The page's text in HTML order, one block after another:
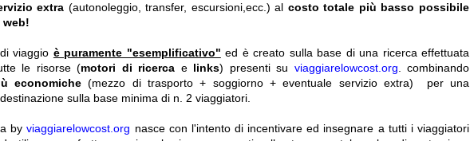
extra (autonoleggio, transfer, escursioni,ecc.) al costo totale più basso possibile
viaggio è puramente "esemplificativo" ed è creato sulla base di una ricerca effettuata
le risorse (motori di ricerca e links) presenti su viaggiarelowcost.org . combinando
economiche(mezzo di trasporto + soggiorno + eventuale servizio extra)
per una
sulla base minima di n. 2 viaggiatori.
byviaggiarelowcost.org nasce con l'intento di incentivare ed insegnare a tutti i viaggiatori